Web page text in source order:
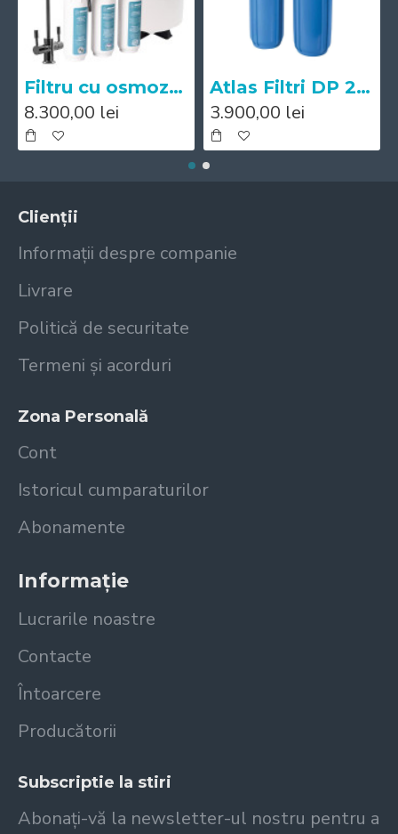
Filtru cu osmoza inversa Mineral Expert pH+
8.300,00 lei
Atlas Filtri DP 20 BB DUO Big IN AB 1"
3.900,00 lei
Clienții
Informații despre companie
Livrare
Politică de securitate
Termeni și acorduri
Zona Personală
Cont
Istoricul cumparaturilor
Abonamente
Informație
Lucrarile noastre
Contacte
Întoarcere
Producătorii
Subscriptie la stiri
Abonați-vă la newsletter-ul nostru pentru a